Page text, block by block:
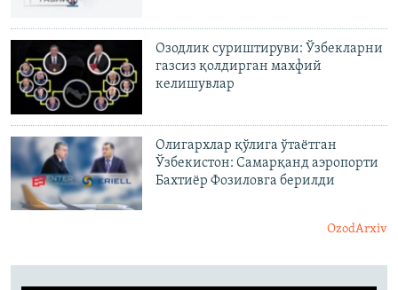
Озодлик суриштируви: Ўзбекларни
газсиз қолдирган махфий
келишувлар
Олигархлар қўлига ўтаëтган
Ўзбекистон: Самарқанд аэропорти
Бахтиëр Фозиловга берилди
OzodArxiv